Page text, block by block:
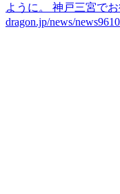
ように。 神戸三宮で
dragon.jp/news/